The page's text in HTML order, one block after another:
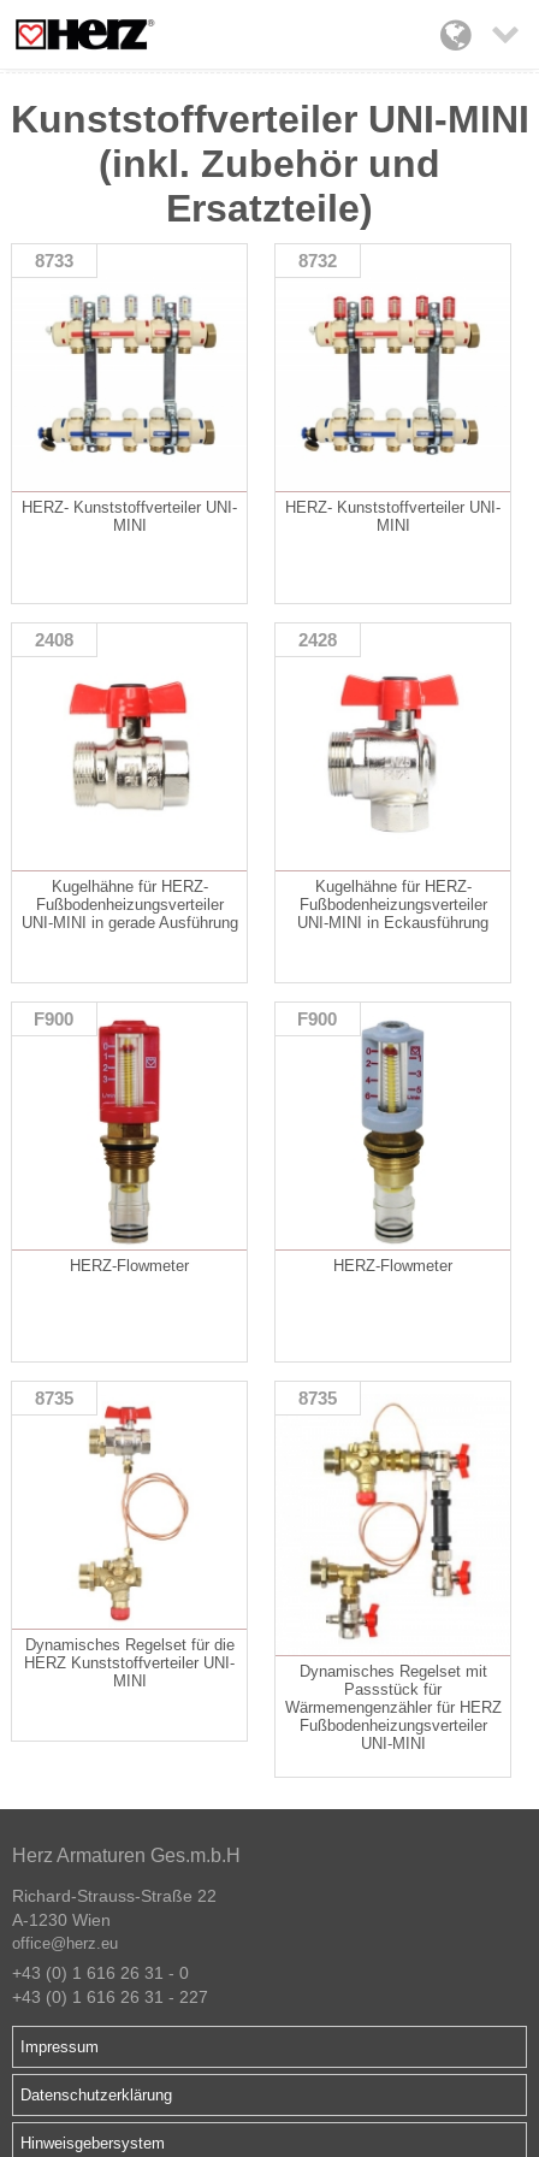

Kunststoffverteiler UNI-MINI
(inkl. Zubehör und
Ersatzteile)
8733
HERZ- Kunststoffverteiler UNI-
MINI
8732
HERZ- Kunststoffverteiler UNI-
MINI
2408
Kugelhähne für HERZ-
Fußbodenheizungsverteiler
UNI-MINI in gerade Ausführung
2428
Kugelhähne für HERZ-
Fußbodenheizungsverteiler
UNI-MINI in Eckausführung
F900
HERZ-Flowmeter
F900
HERZ-Flowmeter
8735
Dynamisches Regelset für die
HERZ Kunststoffverteiler UNI-
MINI
8735
Dynamisches Regelset mit
Passstück für
Wärmemengenzähler für HERZ
Fußbodenheizungsverteiler
UNI-MINI
Herz Armaturen Ges.m.b.H
Richard-Strauss-Straße 22
A-1230 Wien
office@herz.eu
+43 (0) 1 616 26 31 - 0
+43 (0) 1 616 26 31 - 227
Impressum
Datenschutzerklärung
Hinweisgebersystem